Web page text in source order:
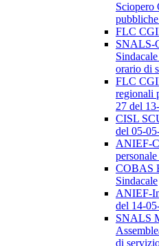
Sciopero
FLC
SNALS-
orario di
FLC
regionali
27 del
CISL
del 05-
ANIEF-
COBAS
Sindacale
ANIEF-
del 14-
SNALS
di